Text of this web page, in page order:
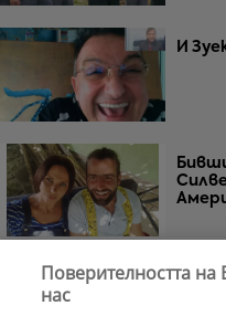
И
Поверителността
нас